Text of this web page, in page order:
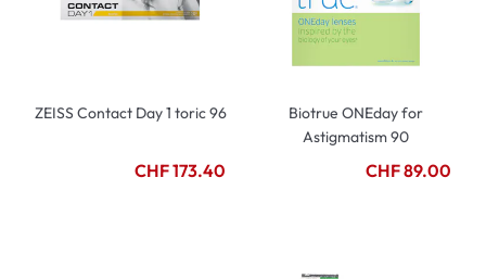
ZEISS Contact Day 1 toric 96
CHF 173.40
Biotrue ONEday for
Astigmatism 90
CHF 89.00